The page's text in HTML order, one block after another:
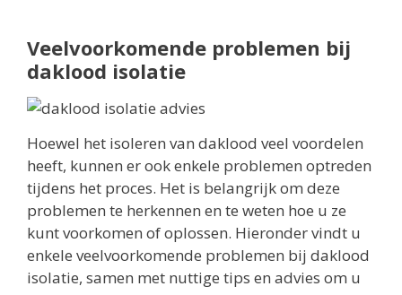
Veelvoorkomende problemen bij
daklood isolatie
Hoewel het isoleren van daklood veel voordelen
heeft, kunnen er ook enkele problemen optreden
tijdens het proces. Het is belangrijk om deze
problemen te herkennen en te weten hoe u ze
kunt voorkomen of oplossen. Hieronder vindt u
enkele veelvoorkomende problemen bij daklood
isolatie, samen met nuttige tips en advies om u